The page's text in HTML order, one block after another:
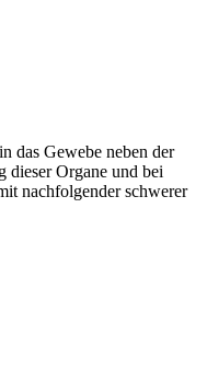
das Gewebe neben der
dieser Organe und bei
nachfolgender schwerer